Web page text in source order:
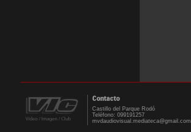
Contacto
Castillo del Parque Rodó
Teléfono: 099191257
mvdaudiovisual.mediateca@gmail.com